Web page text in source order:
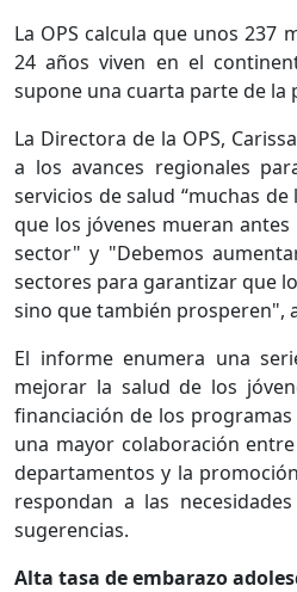
La OPS calcula que unos 237
24 años viven en el
supone una cuarta parte de la
La Directora de la OPS,
a los avances regionales
servicios de salud “muchas
que los jóvenes mueran
sector" y "Debemos
sectores para garantizar que
sino que también prosperen",
El informe enumera una
mejorar la salud de los
financiación de los
una mayor colaboración
departamentos y la
respondan a las
sugerencias.
Alta tasa de embarazo